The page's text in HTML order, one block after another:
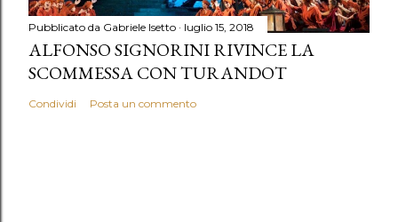
Pubblicato da Gabriele Isetto luglio 15, 2018
ALFONSO SIGNORINI RIVINCE LA
SCOMMESSA CON TURANDOT
Condividi Posta un commento